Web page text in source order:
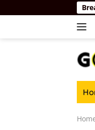
to
Tepat Sasaran,